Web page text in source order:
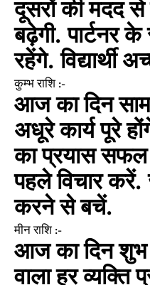
दूसरों की मदद से
बढ़ेगी. पार्टनर
रहेंगे. विद्यार्थी
कुम्भ राशि :-
आज का दिन
अधूरे कार्य पूरे
का प्रयास सफल
पहले विचार करें.
करने से बचें.
मीन राशि :-
आज का दिन शुभ
वाला हर व्यक्ति